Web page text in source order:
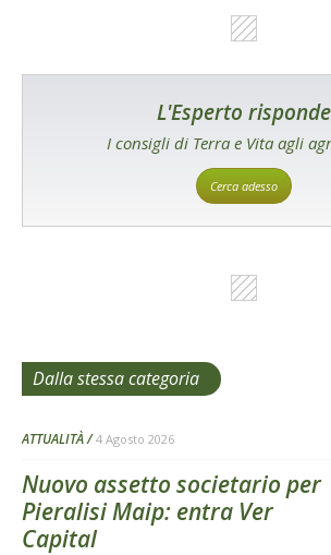
L'Esperto risponde
I consigli di Terra e Vita agli
Cerca adesso
Dalla stessa categoria
ATTUALITÀ 4 Agosto 2026
Nuovo assetto societario per
Pieralisi Maip: entra Ver
Capital